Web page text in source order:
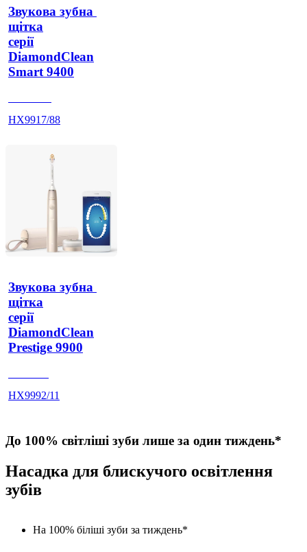
Звукова зубна
щітка
серії
DiamondClean
Smart 9400
HX9917/88
Звукова зубна
щітка
серії
DiamondClean
Prestige 9900
HX9992/11
До 100% світліші зуби лише за один тиждень*
Насадка для блискучого освітлення
зубів
На 100% біліші зуби за тиждень*